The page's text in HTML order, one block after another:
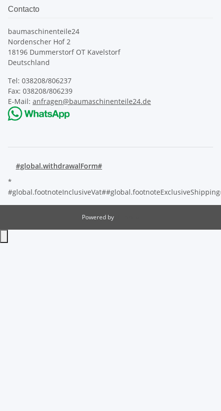
Contacto
baumaschinenteile24
Nordenscher Hof 2
18196 Dummerstorf OT Kavelstorf
Deutschland
Tel: 038208/806237
Fax: 038208/806239
E-Mail: anfragen@baumaschinenteile24.de
#global.withdrawalForm#
*
Powered by